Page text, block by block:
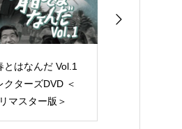
とはなんだ Vol.1
クターズDVD ＜
マスター版＞